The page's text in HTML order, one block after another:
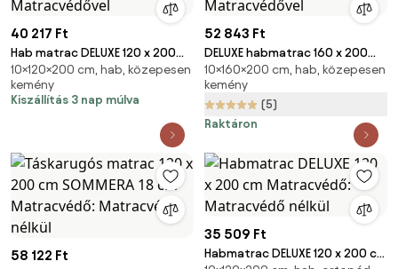
40 217 Ft
Hab matrac DELUXE 120 x 200
cm Matracvédő:
Matracvédővel
10×120×200 cm, hab, közepesen
kemény
Kiszállítás 3 nap múlva
52 843 Ft
DELUXE habmatrac 160 x 200
cm Matracvédő:
Matracvédővel
10×160×200 cm, hab, közepesen
kemény
(5)
Raktáron
58 122 Ft
35 509 Ft
Habmatrac DELUXE 120 x 200 cm